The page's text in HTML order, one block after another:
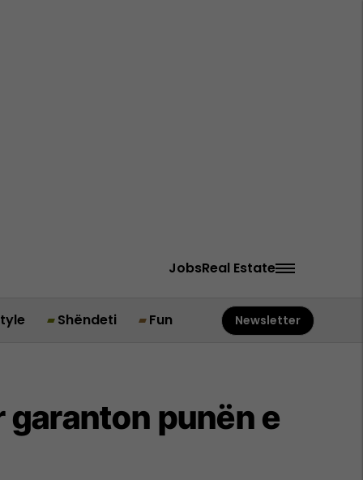
JobsReal Estate
Shëndeti Fun Newsletter
punën e